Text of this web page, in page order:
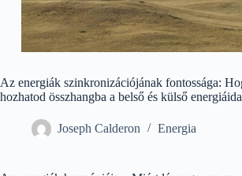
Az energiák szinkronizációjának fontossága:
hozhatod összhangba a belső és külső
Joseph Calderon Energia